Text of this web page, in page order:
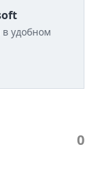
удобном
0